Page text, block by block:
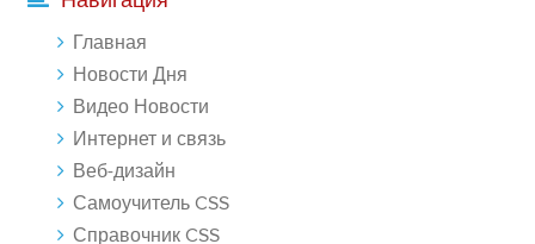
Главная
Новости Дня
Видео Новости
Интернет и связь
Веб-дизайн
Самоучитель CSS
Справочник CSS